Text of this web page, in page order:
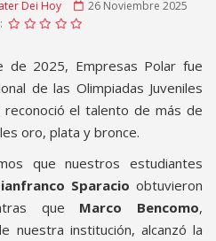
Dei Hoy
26 Noviembre 2025
de 2025, Empresas Polar fue
de las Olimpiadas Juveniles
el talento de más de
oro, plata y bronce.
que nuestros estudiantes
Sparacio obtuvieron
que Marco Bencomo,
nuestra institución, alcanzó la